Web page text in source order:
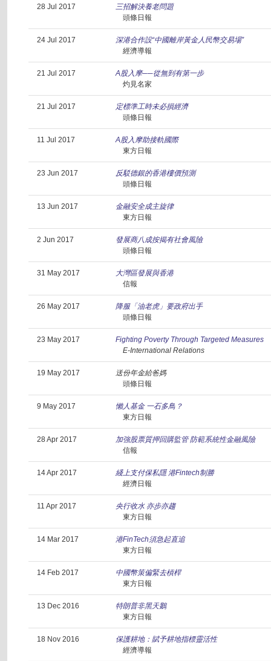
28 Jul 2017
三招解決養老問題
頭條日報
24 Jul 2017
深港合作設“中國離岸黃金人民幣交易場”
經濟導報
21 Jul 2017
A股入摩──從無到有第一步
灼見名家
21 Jul 2017
定標準工時未必損經濟
頭條日報
11 Jul 2017
A股入摩助接軌國際
東方日報
23 Jun 2017
反駁德銀的香港樓價預測
頭條日報
13 Jun 2017
金融安全成主旋律
東方日報
2 Jun 2017
發展商八成按揭有社會風險
頭條日報
31 May 2017
大灣區發展與香港
信報
26 May 2017
降服「油老虎」要政府出手
頭條日報
23 May 2017
Fighting Poverty Through Targeted Measures
E-International Relations
19 May 2017
送份年金給爸媽
頭條日報
9 May 2017
懶人基金 一石多鳥？
東方日報
28 Apr 2017
加強股票質押回購監管 防範系統性金融風險
信報
14 Apr 2017
綫上支付保私隱 港Fintech制勝
經濟日報
11 Apr 2017
央行收水 亦步亦趨
東方日報
14 Mar 2017
港FinTech須急起直追
東方日報
14 Feb 2017
中國幣策偏緊去槓桿
東方日報
13 Dec 2016
特朗普非黑天鵝
東方日報
18 Nov 2016
保護耕地：賦予耕地指標靈活性
經濟導報